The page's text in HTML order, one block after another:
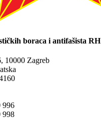
boraca i antifašista RH
10000 Zagreb
996
998